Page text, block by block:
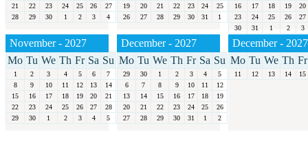
21
22 23 24 25 26
27
28
29 30 1 2 3 4
19
20 21 22 23 24
25
26
27 28 29 30 31 1
16
17 18 19
20
23
24 25 26
27
30
31 1 2 3
November - 2027
Mo Tu We Th Fr Sa Su
1 2 3 4 5 6
7
8
9 10 11 12 13
14
15
16 17 18 19 20
21
22
23 24 25 26 27
28
29
30 1 2 3 4 5
December - 2027
Mo Tu We Th Fr Sa Su
29 30 1 2 3 4
5
6
7 8 9 10 11
12
13
14 15 16 17 18
19
20
21 22 23 24 25
26
27
28 29 30 31 1 2
December - 2027
Mo Tu We Th Fr
11 12 13 14 15